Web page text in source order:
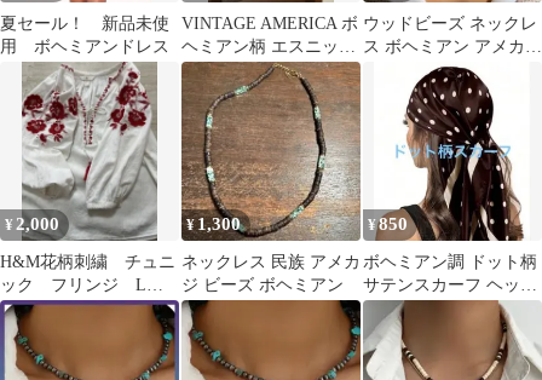
夏セール！ 新品未使
用 ボヘミアンドレス
VINTAGE AMERICA ボ
ヘミアン柄 エスニック
チュニック
ウッドビーズ ネックレ
ス ボヘミアン アメカジ
サーフ系 男女兼用
¥2,000
H&M花柄刺繍 チュニ
ック フリンジ Lサ
イズ ボヘミアントッ
プス
¥ 1,300
ネックレス 民族 アメカ
ジ ビーズ ボヘミアン
¥850
ボヘミアン調 ドット柄
サテンスカーフ ヘッド
スカーフ 海外